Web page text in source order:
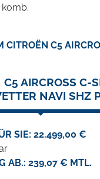
CITROËN C5
C5 AIRCROSS C-
NAVI SHZ
SIE: 22.499,00 €
AB.: 239,07 € MTL.